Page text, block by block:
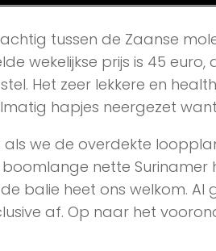
tussen de Zaanse
wekelijkse prijs is 45
Het zeer lekkere en
hapjes neergezet want
we de overdekte
nette Surinamer
balie heet ons welkom. Al
af. Op naar het